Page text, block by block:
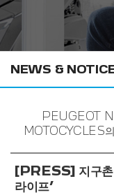
NEWS &
PEUGEOT
MOTOCYCLES
[PRESS] 지구촌
라이프’